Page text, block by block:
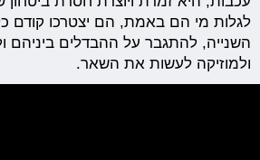
לגלות מי הם באמת, הם יצטרכו קודם
השנייה, להתגבר על ההבדלים ביניהם
ולמוזיקה לעשות את השאר.